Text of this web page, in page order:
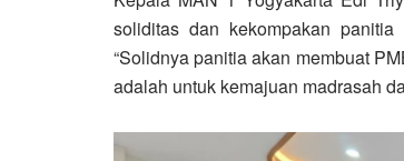
soliditas dan kekompakan
“Solidnya panitia akan membuat
adalah untuk kemajuan madrasah